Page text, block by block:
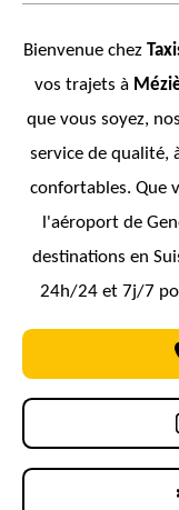
Bienvenue chez
vos trajets à
que vous soyez,
service de qualité,
confortables. Que
l'aéroport de
destinations en
24h/24 et 7j/7